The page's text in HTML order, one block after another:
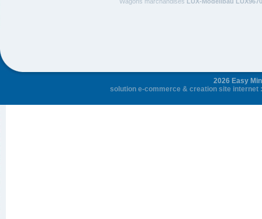
2026 Easy
solution e-commerce & creation site internet